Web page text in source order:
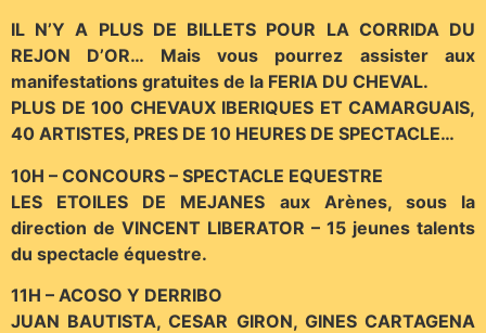
IL N’Y A PLUS DE BILLETS POUR LA CORRIDA DU
REJON D’OR… Mais vous pourrez assister aux
manifestations gratuites de la FERIA DU CHEVAL.
PLUS DE 100 CHEVAUX IBERIQUES ET CAMARGUAIS,
40 ARTISTES, PRES DE 10 HEURES DE SPECTACLE…
10H – CONCOURS – SPECTACLE EQUESTRE
LES ETOILES DE MEJANES aux Arènes, sous la
direction de VINCENT LIBERATOR – 15 jeunes talents
du spectacle équestre.
11H – ACOSO Y DERRIBO
JUAN BAUTISTA, CESAR GIRON, GINES CARTAGENA